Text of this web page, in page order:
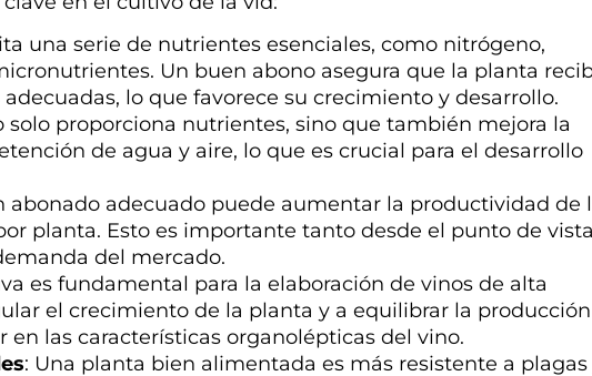
una serie de nutrientes esenciales, como nitrógeno,
Un buen abono asegura que la planta
lo que favorece su crecimiento y desarrollo.
solo proporciona nutrientes, sino que también mejora la
de agua y aire, lo que es crucial para el desarrollo
abonado adecuado puede aumentar la productividad de
planta. Esto es importante tanto desde el punto de vista
del mercado.
es fundamental para la elaboración de vinos de alta
el crecimiento de la planta y a equilibrar la producción
las características organolépticas del vino.
: Una planta bien alimentada es más resistente a plagas